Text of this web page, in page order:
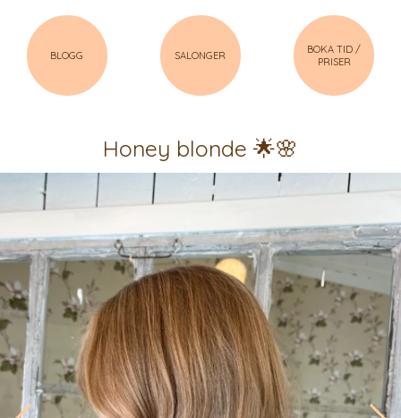
BLOGG SALONGER
BOKA TID /
PRISER
Honey blonde 🌟🌸